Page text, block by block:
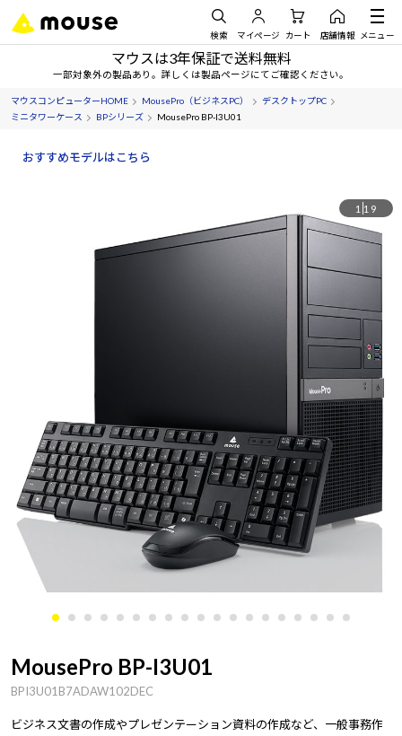
検索 マイページ カート 店舗情報 メニュー
マウスは3年保証で送料無料
一部対象外の製品あり。詳しくは製品ページにてご確認ください。
マウスコンピューターHOME MousePro（ビジネスPC）
デスクトップPC
ミニタワーケース
BPシリーズ MousePro BP-I3U01
おすすめモデルはこちら
1 19
MousePro BP-I3U01
BPI3U01B7ADAW102DEC
ビジネス文書の作成やプレゼンテーション資料の作成など、一般事務作